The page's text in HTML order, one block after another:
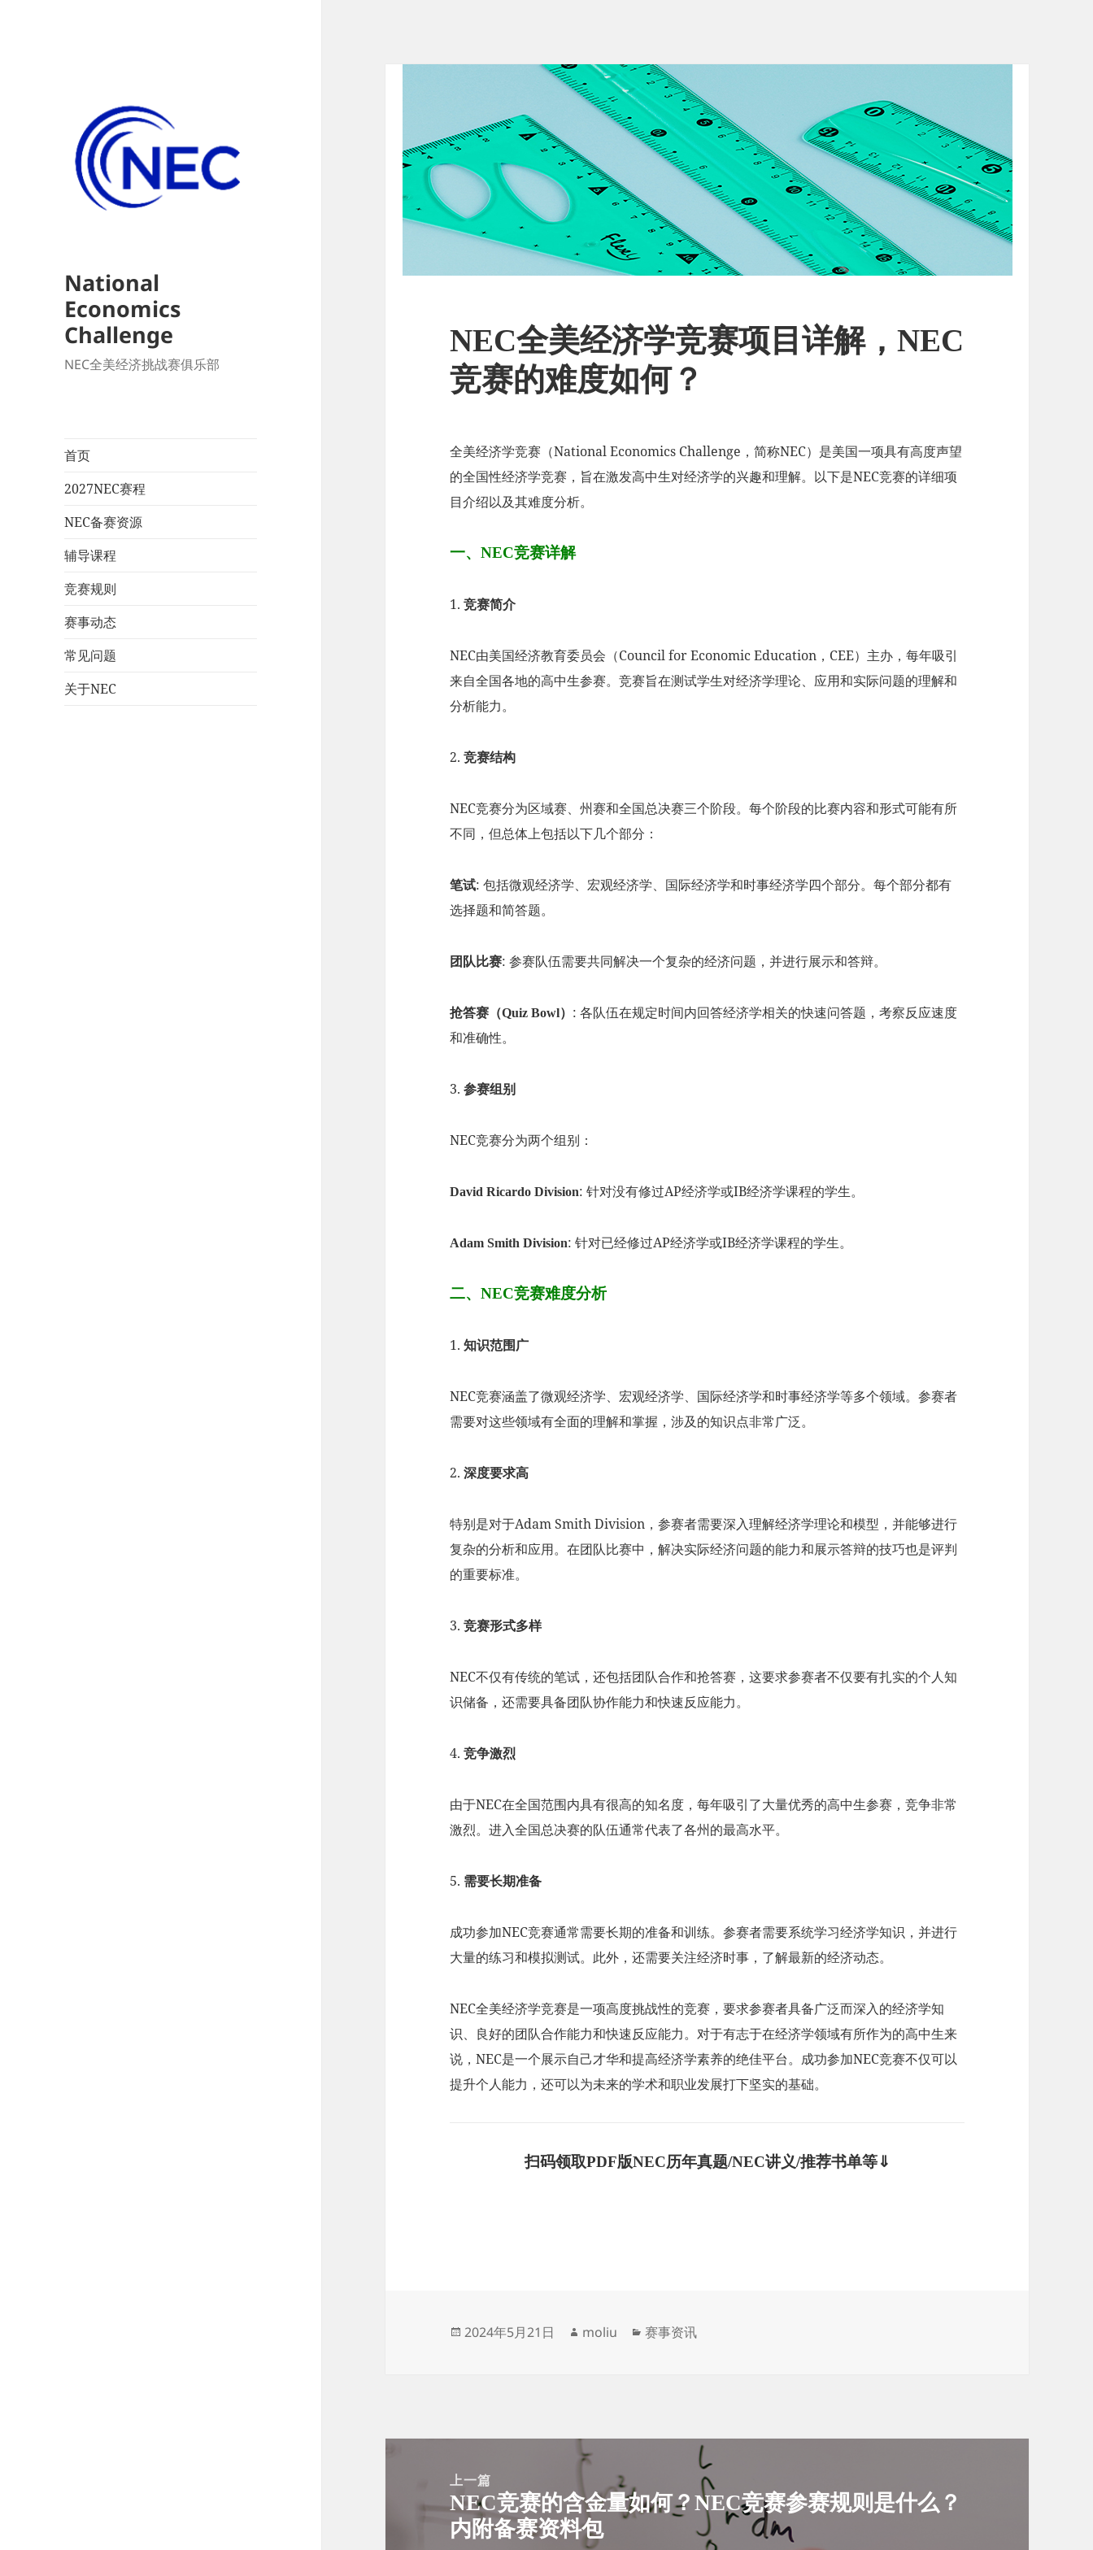
National
Economics
Challenge
NEC全美经济挑战赛俱乐部
首页
2027NEC赛程
NEC备赛资源
辅导课程
竞赛规则
赛事动态
常见问题
关于NEC
NEC全美经济学竞赛项目详解，NEC
竞赛的难度如何？
全美经济学竞赛（National Economics Challenge，简称NEC）是美国一项具有高度声望
的全国性经济学竞赛，旨在激发高中生对经济学的兴趣和理解。以下是NEC竞赛的详细项
目介绍以及其难度分析。
一、NEC竞赛详解
1.竞赛简介
NEC由美国经济教育委员会（Council for Economic Education，CEE）主办，每年吸引
来自全国各地的高中生参赛。竞赛旨在测试学生对经济学理论、应用和实际问题的理解和
分析能力。
2.竞赛结构
NEC竞赛分为区域赛、州赛和全国总决赛三个阶段。每个阶段的比赛内容和形式可能有所
不同，但总体上包括以下几个部分：
笔试: 包括微观经济学、宏观经济学、国际经济学和时事经济学四个部分。每个部分都有
选择题和简答题。
团队比赛: 参赛队伍需要共同解决一个复杂的经济问题，并进行展示和答辩。
抢答赛（Quiz Bowl） : 各队伍在规定时间内回答经济学相关的快速问答题，考察反应速度
和准确性。
3.参赛组别
NEC竞赛分为两个组别：
David Ricardo Division: 针对没有修过AP经济学或IB经济学课程的学生。
Adam Smith Division: 针对已经修过AP经济学或IB经济学课程的学生。
二、NEC竞赛难度分析
1.知识范围广
NEC竞赛涵盖了微观经济学、宏观经济学、国际经济学和时事经济学等多个领域。参赛者
需要对这些领域有全面的理解和掌握，涉及的知识点非常广泛。
2.深度要求高
特别是对于Adam Smith Division，参赛者需要深入理解经济学理论和模型，并能够进行
复杂的分析和应用。在团队比赛中，解决实际经济问题的能力和展示答辩的技巧也是评判
的重要标准。
3.竞赛形式多样
NEC不仅有传统的笔试，还包括团队合作和抢答赛，这要求参赛者不仅要有扎实的个人知
识储备，还需要具备团队协作能力和快速反应能力。
4.竞争激烈
由于NEC在全国范围内具有很高的知名度，每年吸引了大量优秀的高中生参赛，竞争非常
激烈。进入全国总决赛的队伍通常代表了各州的最高水平。
5. 需要长期准备
成功参加NEC竞赛通常需要长期的准备和训练。参赛者需要系统学习经济学知识，并进行
大量的练习和模拟测试。此外，还需要关注经济时事，了解最新的经济动态。
NEC全美经济学竞赛是一项高度挑战性的竞赛，要求参赛者具备广泛而深入的经济学知
识、良好的团队合作能力和快速反应能力。对于有志于在经济学领域有所作为的高中生来
说，NEC是一个展示自己才华和提高经济学素养的绝佳平台。成功参加NEC竞赛不仅可以
提升个人能力，还可以为未来的学术和职业发展打下坚实的基础。
扫码领取PDF版NEC历年真题/NEC讲义/推荐书单等⇓
发
2024年5月21日
作
moliu
分
赛事资讯
上一篇
上
篇
NEC竞赛的含金量如何？NEC竞赛参赛规则是什么？
内附备赛资料包